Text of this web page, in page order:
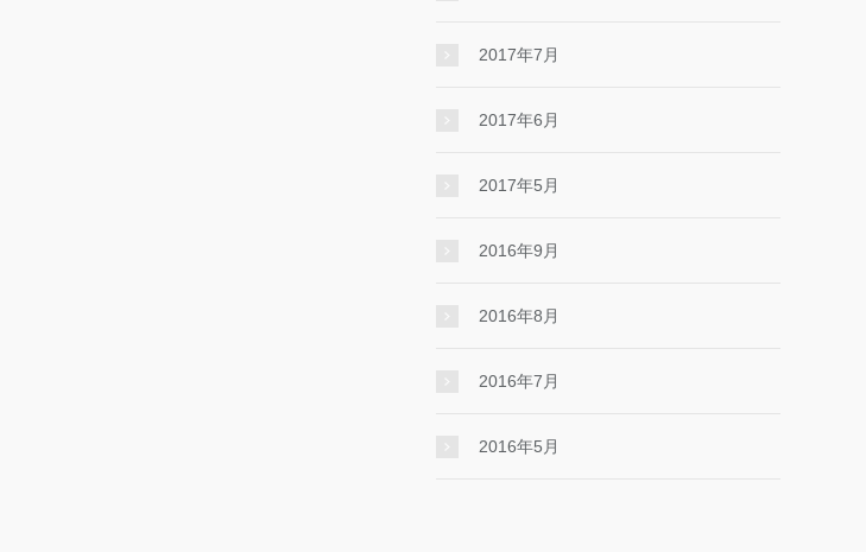
2017年7月
2017年6月
2017年5月
2016年9月
2016年8月
2016年7月
2016年5月